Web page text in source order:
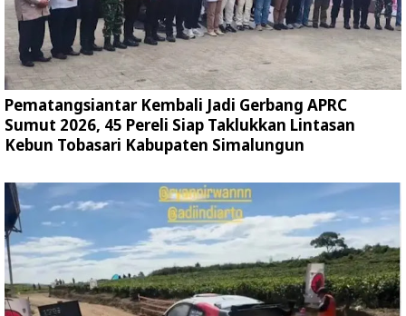
Pematangsiantar Kembali Jadi Gerbang APRC
Sumut 2026, 45 Pereli Siap Taklukkan Lintasan
Kebun Tobasari Kabupaten Simalungun